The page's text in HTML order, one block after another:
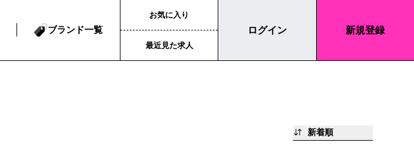
ブランド一覧
お気に入り
最近見た求人
ログイン 新規登録
新着順